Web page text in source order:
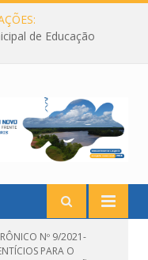
de Educação
Nº 9/2021-
PARA O